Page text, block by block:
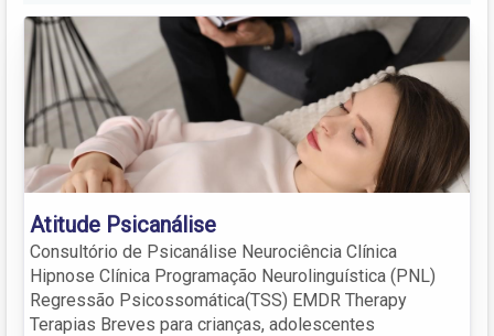
Atitude Psicanálise
Consultório de Psicanálise Neurociência Clínica
Hipnose Clínica Programação Neurolinguística (PNL)
Regressão Psicossomática(TSS) EMDR Therapy
Terapias Breves para crianças, adolescentes